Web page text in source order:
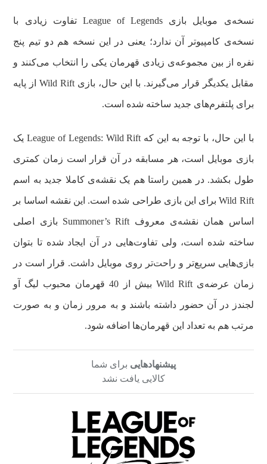
نسخه‌ی موبایل بازی League of Legends تفاوت زیادی با
نسخه‌ی کامپیوتر آن ندارد؛ یعنی در این نسخه هم دو تیم پنج
نفره از بین مجموعه‌ی زیادی قهرمان یکی را انتخاب می‌کنند و
مقابل یکدیگر قرار می‌گیرند. با این حال، بازی Wild Rift از پایه
برای پلتفرم‌های جدید ساخته شده است.
با این حال، با توجه به این که League of Legends: Wild Rift یک
بازی موبایل است، هر مسابقه در آن قرار است زمان کمتری
طول بکشد. در همین راستا هم یک نقشه‌ی کاملا جدید به اسم
Wild Rift برای این بازی طراحی شده است. این نقشه اساسا بر
اساس همان نقشه‌ی معروف Summoner’s Rift بازی اصلی
ساخته شده است، ولی تفاوت‌هایی در آن ایجاد شده تا بتوان
بازی‌هایی سریع‌تر و راحت‌تر روی موبایل داشت. قرار است در
زمان عرضه‌ی Wild Rift بیش از 40 قهرمان محبوب لیگ آو
لجندز در آن حضور داشته باشند و به مرور زمان و به صورت
مرتب هم به تعداد این قهرمان‌ها اضافه شود.
پیشنهادهایی برای شما
کالایی یافت نشد